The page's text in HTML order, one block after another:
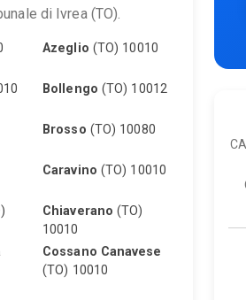
di Ivrea (TO).
Azeglio (TO) 10010
Bollengo (TO) 10012
Brosso (TO) 10080
Caravino (TO) 10010
Chiaverano (TO)
10010
Cossano Canavese
(TO) 10010